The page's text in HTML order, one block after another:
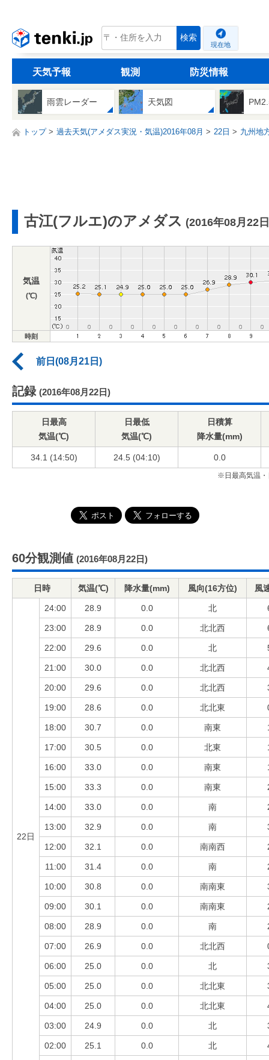
tenki.jp 検索
現在地
天気予報 観測 防災情報
雨雲レーダー 天気図
トップ 過去天気(アメダス実況・気温)2016年08月 22日 九州地
古江(フルエ)のアメダス (2016年08月22
気温
(℃)
時刻
前日(08月21日)
記録 (2016年08月22日)
日最高
気温(℃)
日最低
気温(℃)
日積算
降水量(mm)
34.1 (14:50) 24.5 (04:10) 0.0
※日最高気温・
60分観測値 (2016年08月22日)
日時 気温(℃) 降水量(mm) 風向(16方位) 風
22日
24:00 28.9 0.0 北
23:00 28.9 0.0 北北西
22:00 29.6 0.0 北
21:00 30.0 0.0 北北西
20:00 29.6 0.0 北北西
19:00 28.6 0.0 北北東
18:00 30.7 0.0 南東
17:00 30.5 0.0 北東
16:00 33.0 0.0 南東
15:00 33.3 0.0 南東
14:00 33.0 0.0 南
13:00 32.9 0.0 南
12:00 32.1 0.0 南南西
11:00 31.4 0.0 南
10:00 30.8 0.0 南南東
09:00 30.1 0.0 南南東
08:00 28.9 0.0 南
07:00 26.9 0.0 北北西
06:00 25.0 0.0 北
05:00 25.0 0.0 北北東
04:00 25.0 0.0 北北東
03:00 24.9 0.0 北
02:00 25.1 0.0 北